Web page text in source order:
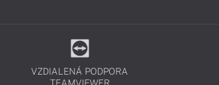
VZDIALENÁ PODPORA
TEAMVIEWER